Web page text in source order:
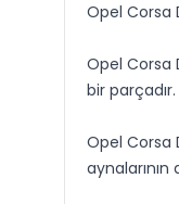
Opel Corsa
Opel Corsa
bir
Opel Corsa